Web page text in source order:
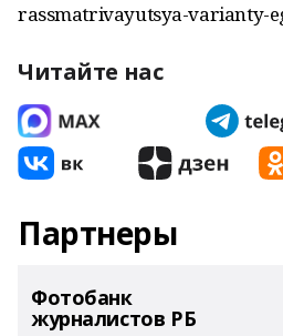
rassmatrivayutsya-varianty-
Читайте нас
Партнеры
Фотобанк
журналистов РБ